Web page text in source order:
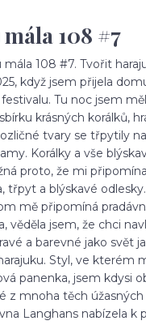
108 #7
mála 108 #7. Tvořit
když jsem přijela
Tu noc jsem
krásných korálků,
tvary se třpytily
Korálky a vše
proto, že mi
třpyt a blýskavé
mě připomíná
věděla jsem, že chci
a barevné jako svět
Styl, ve kterém
panenka, jsem kdysi
z mnoha těch
Langhans nabízela k